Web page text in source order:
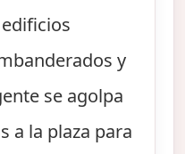
y
se agolpa
a la plaza para